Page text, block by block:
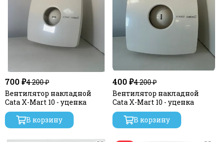
700 ₽4 200 ₽
Вентилятор накладной
Cata X-Mart 10 - уценка
В корзину
400 ₽4 200 ₽
Вентилятор накладной
Cata X-Mart 10 - уценка
В корзину